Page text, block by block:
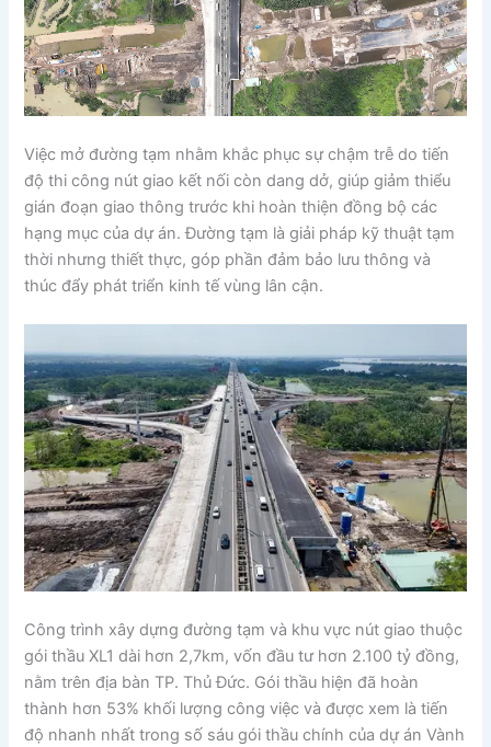
Việc mở đường tạm nhằm khắc phục sự chậm trễ do tiến
độ thi công nút giao kết nối còn dang dở, giúp giảm thiểu
gián đoạn giao thông trước khi hoàn thiện đồng bộ các
hạng mục của dự án. Đường tạm là giải pháp kỹ thuật tạm
thời nhưng thiết thực, góp phần đảm bảo lưu thông và
thúc đẩy phát triển kinh tế vùng lân cận.
Công trình xây dựng đường tạm và khu vực nút giao thuộc
gói thầu XL1 dài hơn 2,7km, vốn đầu tư hơn 2.100 tỷ đồng,
nằm trên địa bàn TP. Thủ Đức. Gói thầu hiện đã hoàn
thành hơn 53% khối lượng công việc và được xem là tiến
độ nhanh nhất trong số sáu gói thầu chính của dự án Vành